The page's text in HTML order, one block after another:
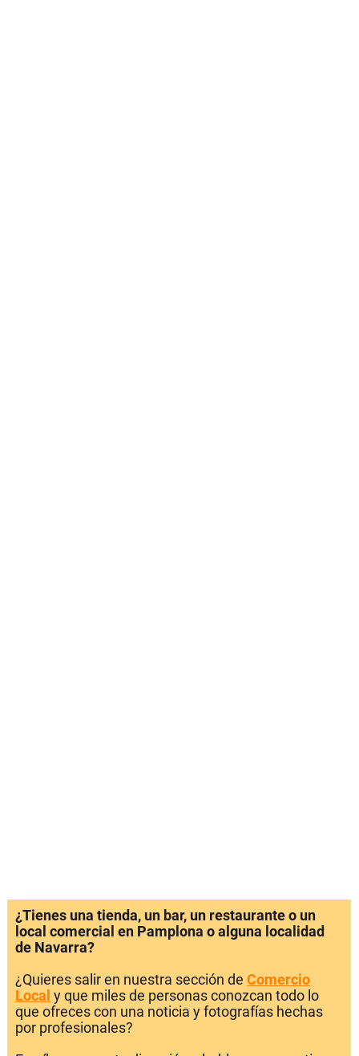
¿Tienes una tienda, un bar, un restaurante o un
local comercial en Pamplona o alguna localidad
de Navarra?
¿Quieres salir en nuestra sección de Comercio
Local y que miles de personas conozcan todo lo
que ofreces con una noticia y fotografías hechas
por profesionales?